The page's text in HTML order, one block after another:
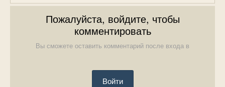
Пожалуйста, войдите, чтобы
комментировать
Вы сможете оставить комментарий после входа в
Войти